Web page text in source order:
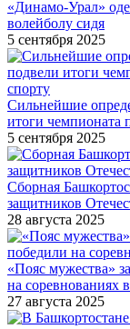
«Динамо-Урал»
волейболу сидя
5 сентября 2025
Сильнейшие
итоги чемпионата
5 сентября 2025
Сборная
защитников
28 августа 2025
«Пояс мужества»
на соревнованиях
27 августа 2025